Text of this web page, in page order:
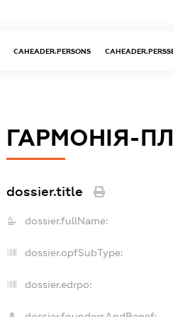
CAHEADER.PERSONS
ГАРМОНІЯ-
dossier.title
dossier.fullName:
dossier.opfSubType:
dossier.edrpo: